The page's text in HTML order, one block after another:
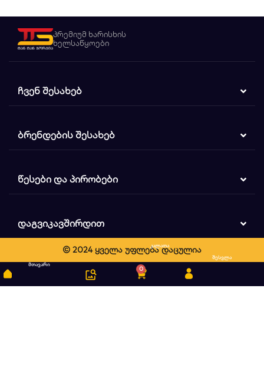
პრემიუმ ხარისხის
ხელსაწყოები
ᲩᲕᲔᲜ ᲨᲔᲡᲐᲮᲔᲑ
ᲑᲠᲔᲜᲓᲔᲑᲘᲡ ᲨᲔᲡᲐᲮᲔᲑ
ᲬᲔᲡᲔᲑᲘ ᲓᲐ ᲞᲘᲠᲝᲑᲔᲑᲘ
ᲓᲐᲒᲕᲘᲙᲐᲕᲨᲘᲠᲓᲘᲗ
© 2024 ყველა უფლება დაცულია
მთავარი
ძიება
0
კალათა
შესვლა